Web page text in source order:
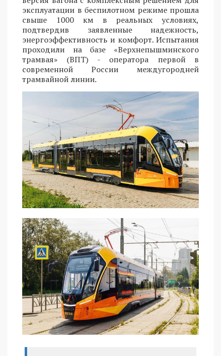
эксплуатации в беспилотном режиме прошла
свыше 1000 км в реальных условиях,
подтвердив заявленные надежность,
энергоэффективность и комфорт. Испытания
проходили на базе «Верхнепышминского
трамвая» (ВПТ) - оператора первой в
современной России междугородней
трамвайной линии.